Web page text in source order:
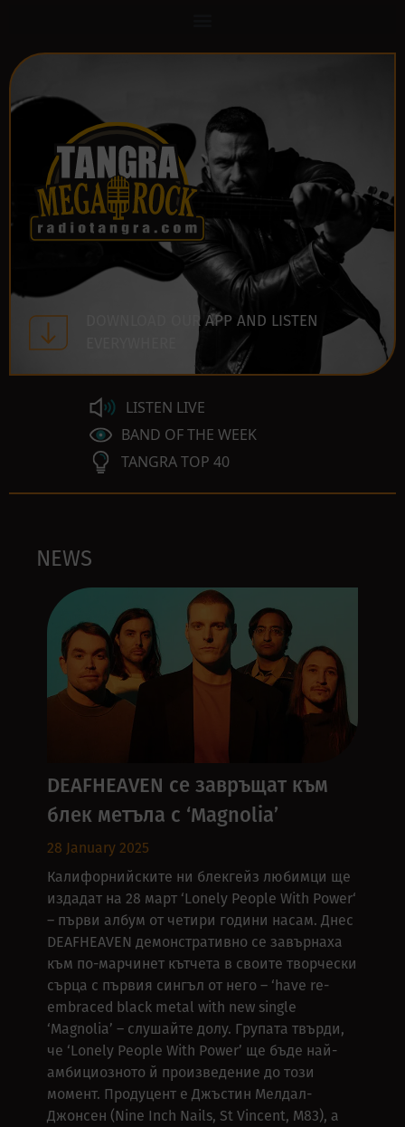
DOWNLOAD OUR APP AND LISTEN
LISTEN LIVE
BAND OF THE WEEK
TANGRA TOP 40
NEWS
DEAFHEAVEN се завръщат към
блек метъла с ‘Magnolia’
28 January 2025
Калифорнийските ни блекгейз любимци ще
издадат на 28 март ‘Lonely People With Power‘
– първи албум от четири години насам. Днес
DEAFHEAVEN демонстративно се завърнаха
към по-марчинет кътчета в своите творчески
сърца с първия сингъл от него – ‘have re-
embraced black metal with new single
‘Magnolia’ – слушайте долу. Групата твърди,
че ‘Lonely People With Power’ ще бъде най-
амбициозното й произведение до този
момент. Продуцент е Джъстин Мелдал-
Джонсен (Nine Inch Nails, St Vincent, M83), а